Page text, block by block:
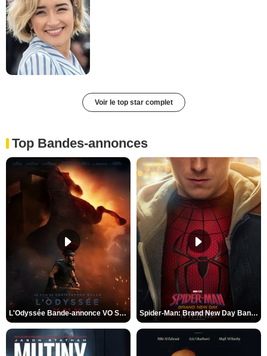
Voir le top star complet
Top Bandes-annonces
L'Odyssée Bande-annonce VO STFR Spider-Man: Brand New Day Bande-annonce VO STFR